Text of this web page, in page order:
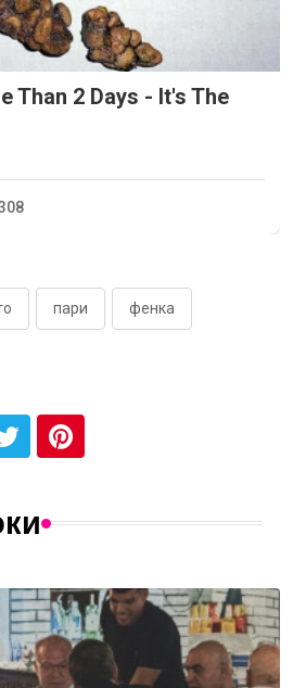
Than 2 Days - It's The
пари фенка